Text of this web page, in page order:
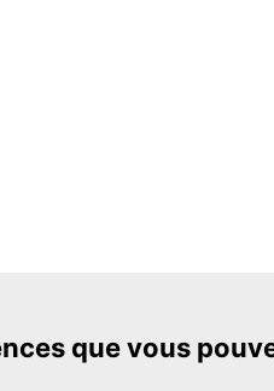
que vous